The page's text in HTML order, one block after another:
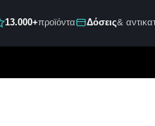
13.000+προϊόντα Δόσεις&